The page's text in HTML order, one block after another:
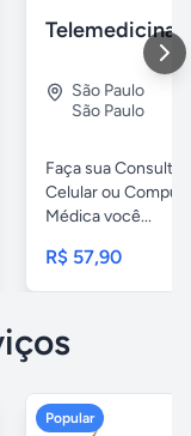
São Paulo
São Paulo
Faça sua Consulta
Celular ou
Médica você...
R$ 57,90
Popular